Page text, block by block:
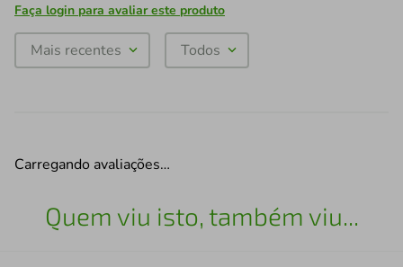
Faça login para avaliar este produto
Mais recentes Todos
Carregando avaliações…
Quem viu isto, também viu...